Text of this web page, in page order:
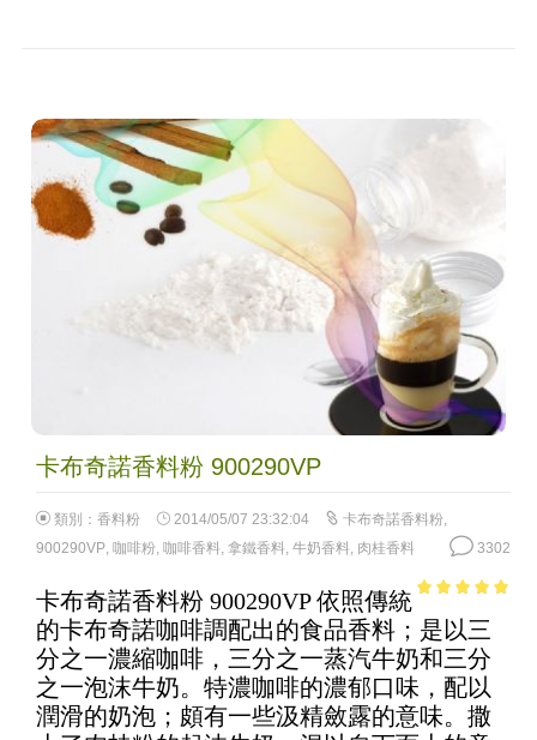
卡布奇諾香料粉 900290VP
類別： 香料粉 2014/05/07 23:32:04 卡布奇諾香料粉,
900290VP, 咖啡粉, 咖啡香料 拿鐵香料 牛奶香料 肉桂香料 3302
5
卡布奇諾香料粉 900290VP 依照傳統
的卡布奇諾咖啡調配出的食品香料；是以三
分之一濃縮咖啡，三分之一蒸汽牛奶和三分
之一泡沫牛奶。特濃咖啡的濃郁口味，配以
潤滑的奶泡；頗有一些汲精斂露的意味。撒